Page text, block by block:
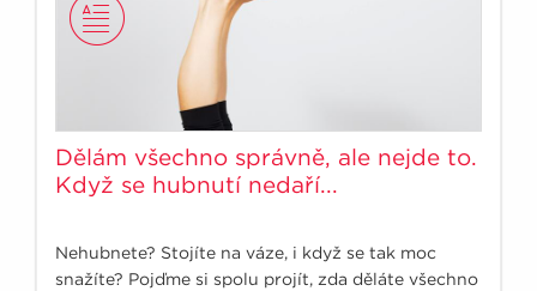
Dělám všechno správně, ale nejde to.
Když se hubnutí nedaří...
Nehubnete? Stojíte na váze, i když se tak moc
snažíte? Pojďme si spolu projít, zda děláte všechno